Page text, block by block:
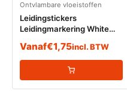
Ontvlambare vloeistoffen
Leidingstickers
Leidingmarkering White
vloeistoffen)
Vanaf€1,75incl. BTW